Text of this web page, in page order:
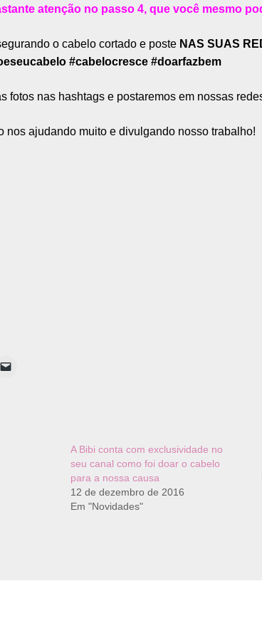
atenção no passo 4, que você mesmo
o cabelo cortado e poste NAS SUAS
#cabelocresce #doarfazbem
fotos nas hashtags e postaremos em nossas
nos ajudando muito e divulgando nosso trabalho!
A Bibi conta com exclusividade no
seu canal como foi doar o cabelo
para a nossa causa
12 de dezembro de 2016
Em "Novidades"